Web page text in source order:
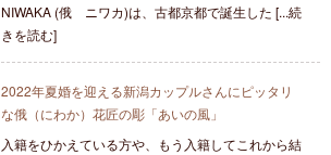
NIWAKA (俄 ニワカ)は、古都京都で誕生した [...続
きを読む]
2022年夏婚を迎える新潟カップルさんにピッタリ
な俄（にわか）花匠の彫「あいの風」
入籍をひかえている方や、もう入籍してこれから結